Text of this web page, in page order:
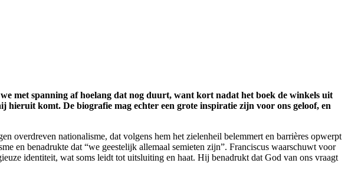
met spanning af hoelang dat nog duurt, want kort nadat het boek de winkels uit
hieruit komt. De biografie mag echter een grote inspiratie zijn voor ons geloof, en
overdreven nationalisme, dat volgens hem het zielenheil belemmert en barrières opwerpt
en benadrukte dat “we geestelijk allemaal semieten zijn”. Franciscus waarschuwt voor
identiteit, wat soms leidt tot uitsluiting en haat. Hij benadrukt dat God van ons vraagt